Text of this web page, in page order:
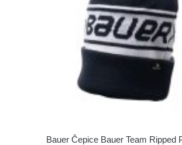
Bauer Čepice Bauer Team Ripped